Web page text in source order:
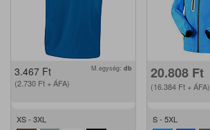
3.467 Ft
(2.730 Ft + ÁFA)
M.egység: db
XS - 3XL
20.808 Ft
(16.384 Ft + ÁFA)
S - 5XL